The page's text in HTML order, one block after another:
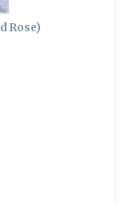
Rose)